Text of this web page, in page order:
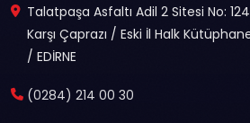
Talatpaşa Asfaltı Adil 2 Sitesi No:
Karşı Çaprazı / Eski İl Halk
/ EDİRNE
(0284) 214 00 30